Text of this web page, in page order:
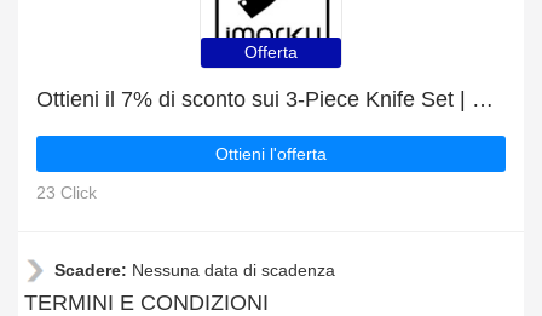
Offerta
Ottieni il 7% di sconto sui 3-Piece Knife Set | Starter Set e altro
Ottieni l'offerta
23 Click
Scadere: Nessuna data di scadenza
TERMINI E CONDIZIONI